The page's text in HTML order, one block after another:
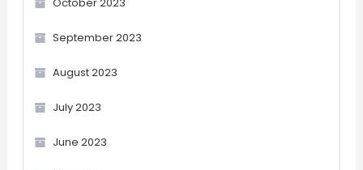
September 2023
August 2023
July 2023
June 2023